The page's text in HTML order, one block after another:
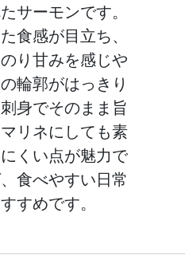
サーモンです。
食感が目立ち、
り甘みを感じや
輪郭がはっきり
身でそのまま旨
リネにしても素
くい点が魅力で
食べやすい日常
すめです。